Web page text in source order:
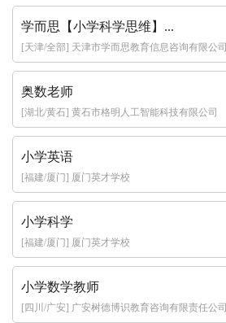
学而思【小学科学思维】...
[天津/全部] 天津市学而思教育信息咨询有限公司
奥数老师
[湖北/黄石] 黄石市格明人工智能科技有限公司
小学英语
[福建/厦门] 厦门英才学校
小学科学
[福建/厦门] 厦门英才学校
小学数学教师
[四川/广安] 广安树德博识教育咨询有限责任公司